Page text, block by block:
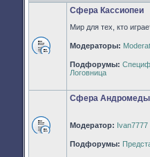
непрочитанных
сообщений
Сфера Кассиопеи
Мир для тех, кто
Модераторы:
Подфорумы:
Логовница
непрочитанных
Сфера Андромеды
Модератор: Ivan7777
Подфорумы: